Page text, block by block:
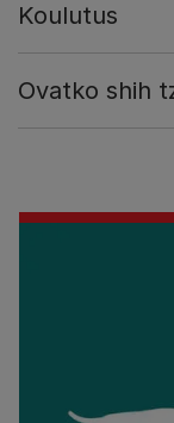
Koulutus
Ovatko shih